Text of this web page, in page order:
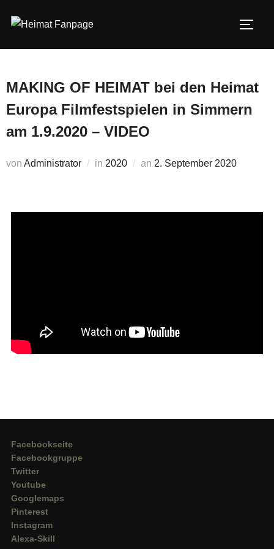
Inhalt
MAKING OF HEIMAT bei den Heimat
Europa Filmfestspielen in Simmern
am 1.9.2020 – VIDEO
von Administrator in 2020 an Veröffentlicht
2. September 2020
Facebookseite
Facebookgruppe
Twitter
Youtube
Googlemaps
Pinterest
Instagram
Alexa-Skill